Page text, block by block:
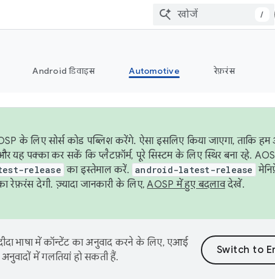
/
Android डिवाइस Automotive रेफ़रंस
के लिए सोर्स कोड पब्लिश करेंगे. ऐसा इसलिए किया जाएगा, ताकि हम
पक्का कर सकें कि प्लैटफ़ॉर्म, पूरे सिस्टम के लिए स्थिर बना रहे.
release का इस्तेमाल करें. android-latest-release
रेफ़रंस देगी. ज़्यादा जानकारी के लिए,AOSP में हुए बदलावदेखें.
भाषा में कॉन्टेंट का अनुवाद करने के लिए, एआई
में गलतियां हो सकती हैं.